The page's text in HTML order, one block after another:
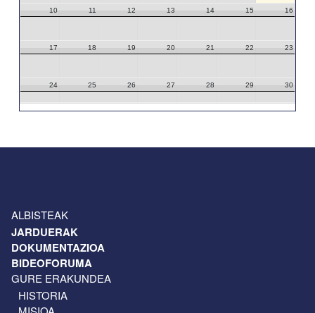
10 11 12 13 14 15 16
17 18 19 20 21 22 23
24 25 26 27 28 29 30
ALBISTEAK
JARDUERAK
DOKUMENTAZIOA
BIDEOFORUMA
GURE ERAKUNDEA
HISTORIA